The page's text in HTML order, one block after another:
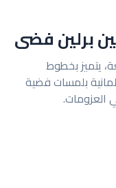
برلين فضي 112 قطعة، يتميز بخطوط
بلمسات فضية
العزومات.